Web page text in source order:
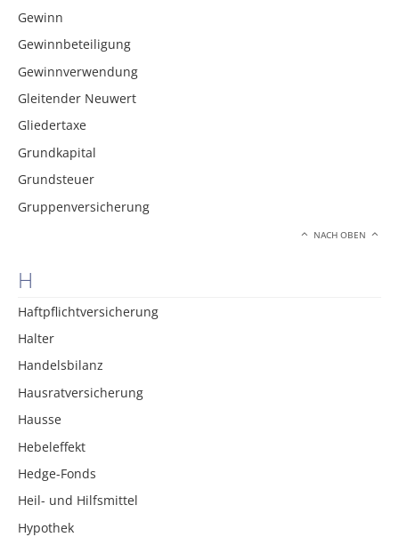
Gewinn
Gewinnbeteiligung
Gewinnverwendung
Gleitender Neuwert
Gliedertaxe
Grundkapital
Grundsteuer
Gruppenversicherung
NACH OBEN
H
Haftpflichtversicherung
Halter
Handelsbilanz
Hausratversicherung
Hausse
Hebeleffekt
Hedge-Fonds
Heil- und Hilfsmittel
Hypothek